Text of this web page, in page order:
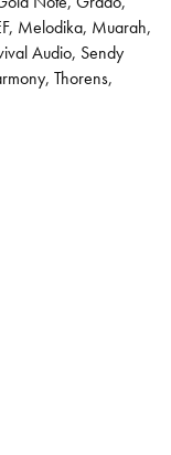
, Melodika, Muarah,
Audio, Sendy
, Thorens,